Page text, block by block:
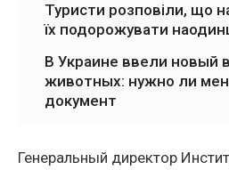
Туристи розповіли, що
їх подорожувати
В Украине ввели новый
животных: нужно ли
документ
Генеральный директор